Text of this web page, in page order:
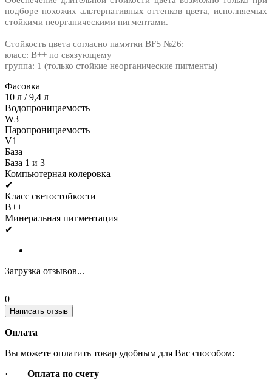
подборе похожих альтернативных оттенков цвета, исполняемых
стойкими неорганическими пигментами.
Стойкость цвета согласно памятки BFS №26:
класс: B++ по связующему
группа: 1 (только стойкие неорганические пигменты)
Фасовка
10 л / 9,4 л
Водопроницаемость
W3
Паропроницаемость
V1
База
База 1 и 3
Компьютерная колеровка
✔
Класс светостойкости
B++
Минеральная пигментация
✔
Загрузка отзывов...
0
Написать отзыв
Оплата
Вы можете оплатить товар удобным для Вас способом:
· Оплата по счету